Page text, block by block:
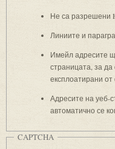
Не са разрешени
Линиите и
Имейл адресите
страницата, за
експлоатирани
Адресите на уеб-
автоматично се
CAPTCHA